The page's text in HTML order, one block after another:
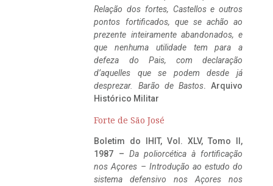
Relação dos fortes, Castellos e outros
pontos fortificados, que se achão ao
prezente inteiramente abandonados, e
que nenhuma utilidade tem para a
defeza do Pais, com declaração
d’aquelles que se podem desde já
desprezar. Barão de Bastos. Arquivo
Histórico Militar
Forte de São José
Boletim do IHIT, Vol. XLV, Tomo II,
1987 – Da poliorcética à fortificação
nos Açores – Introdução ao estudo do
sistema defensivo nos Açores nos